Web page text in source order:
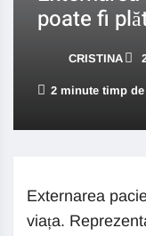
poate fi
CRISTINA
2 minute timp
Externarea
viața.